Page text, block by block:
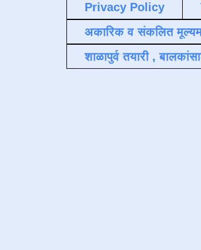
Privacy Policy
अकारिक व संकलित
शाळापुर्व तयारी ,